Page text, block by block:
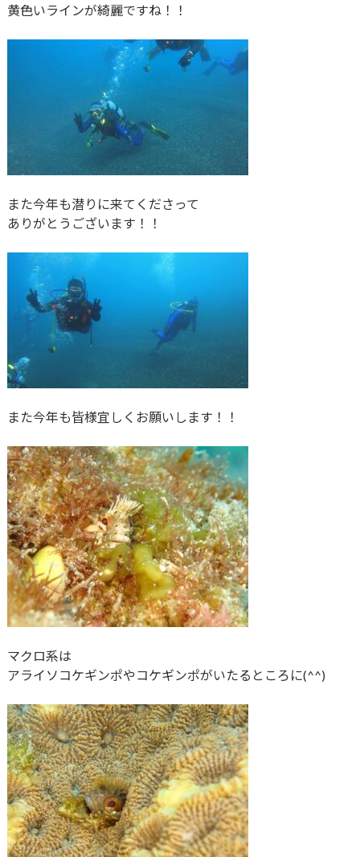
黄色いラインが綺麗ですね！！
また今年も潜りに来てくださって
ありがとうございます！！
また今年も皆様宜しくお願いします！！
マクロ系は
アライソコケギンポやコケギンポがいたるところに(^^)